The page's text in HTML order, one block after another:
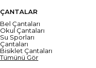
ÇANTALAR
Bel Çantaları
Okul Çantaları
Su Sporları
Çantaları
Bisiklet Çantaları
Tümünü Gör